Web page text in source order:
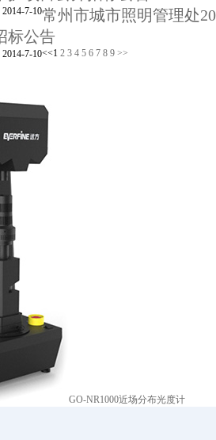
7-10常州市城市照明管理处
标公告
7-10<<1 2 3 4 5 6 7 8 9 >>
GO-NR1000近场分布光度计